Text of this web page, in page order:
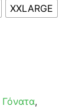
XXLARGE
Γόνατα,